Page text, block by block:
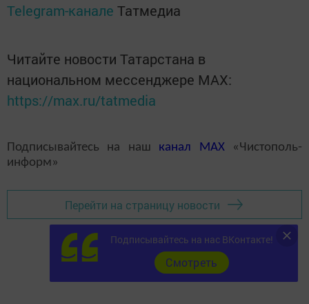
Telegram-канале Татмедиа
Читайте новости Татарстана в
национальном мессенджере MАХ:
https://max.ru/tatmedia
Подписывайтесь на наш канал MAX«Чистополь-
информ»
Перейти на страницу новости
Подписывайтесь на нас ВКонтакте!
Cмотреть